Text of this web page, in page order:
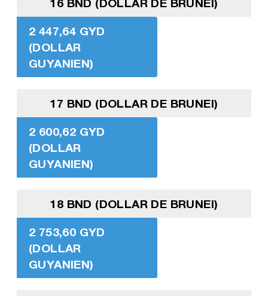
2 447,64 GYD
(DOLLAR
GUYANIEN)
17 BND (DOLLAR DE BRUNEI)
2 600,62 GYD
(DOLLAR
GUYANIEN)
18 BND (DOLLAR DE BRUNEI)
2 753,60 GYD
(DOLLAR
GUYANIEN)